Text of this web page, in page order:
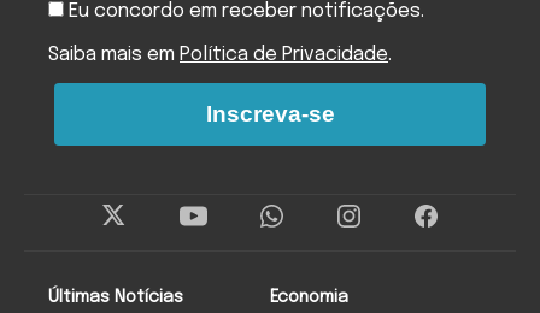
Últimas Notícias Economia
Eu concordo em receber notificações.
Saiba mais em Política de Privacidade.
Inscreva-se